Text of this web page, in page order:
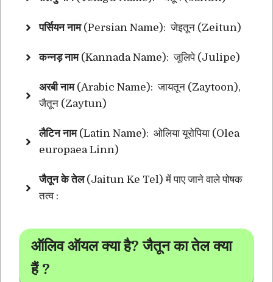
पर्सियन नाम(Persian Name): जेइतून (Zeitun)
कन्नड़ नाम(Kannada Name): जूलिपे (Julipe)
अरबी नाम (Arabic Name): जायतून (Zaytoon),
जैतून (Zaytun)
लैटिन नाम(Latin Name): ओलिया यूरोपिया (Olea
europaea Linn)
जैतून के तेल(Jaitun Ke Tel) में पाए जाने वाले पोषक
तत्व :
ऑलिव ऑयल क्या है? जैतून का तेल क्या
हैं ?